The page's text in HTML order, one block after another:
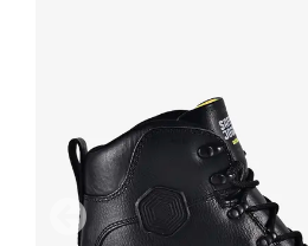
précédent